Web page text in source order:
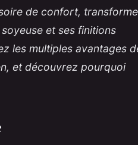
de confort, transforme
et ses finitions
les multiples avantages
et découvrez pourquoi